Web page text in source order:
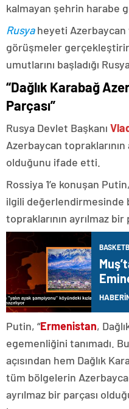
kalmayan şehrin harabe
Rusyaheyeti Azerbaycan
görüşmeler
umutlarını başladığı
“Dağlık Karabağ
Parçası”
Rusya Devlet Başkanı
Azerbaycan topraklarının
olduğunu ifade etti.
Rossiya 1’e konuşan
ilgili değerlendirmesinde
topraklarının ayrılmaz
Kız
Putin, “Ermenistan,
egemenliğini tanımadı.
açısından hem Dağlık
tüm bölgelerin
ayrılmaz bir parçası